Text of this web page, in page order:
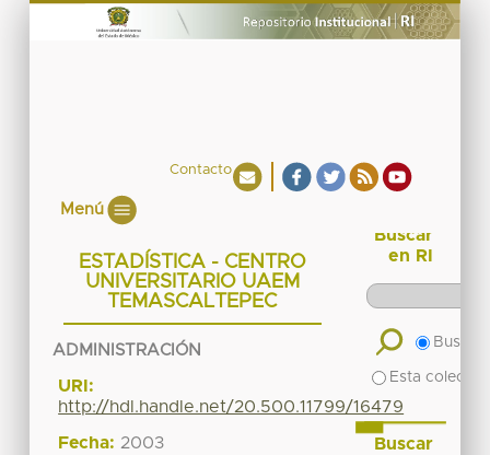
Contacto
Menú
ESTADÍSTICA - CENTRO
UNIVERSITARIO UAEM
TEMASCALTEPEC
ADMINISTRACIÓN
URI:
http://hdl.handle.net/20.500.11799/16479
Fecha: 2003
Buscar
en RI
Buscar
Esta
Buscar